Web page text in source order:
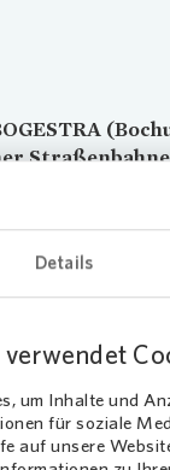
Details
um Inhalte und
für soziale
auf unsere
haben eine
in der
bequem,